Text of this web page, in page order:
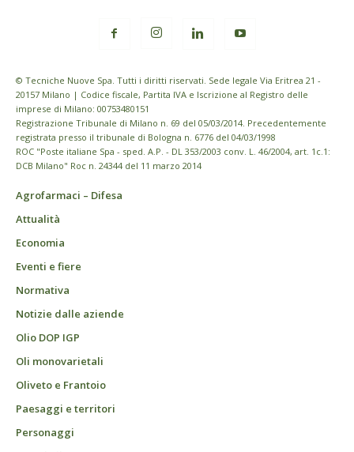
© Tecniche Nuove Spa. Tutti i diritti riservati. Sede legale Via Eritrea 21 -
20157 Milano | Codice fiscale, Partita IVA e Iscrizione al Registro delle
imprese di Milano: 00753480151
Registrazione Tribunale di Milano n. 69 del 05/03/2014. Precedentemente
registrata presso il tribunale di Bologna n. 6776 del 04/03/1998
ROC "Poste italiane Spa - sped. A.P. - DL 353/2003 conv. L. 46/2004, art. 1c.1:
DCB Milano" Roc n. 24344 del 11 marzo 2014
Agrofarmaci – Difesa
Attualità
Economia
Eventi e fiere
Normativa
Notizie dalle aziende
Olio DOP IGP
Oli monovarietali
Oliveto e Frantoio
Paesaggi e territori
Personaggi